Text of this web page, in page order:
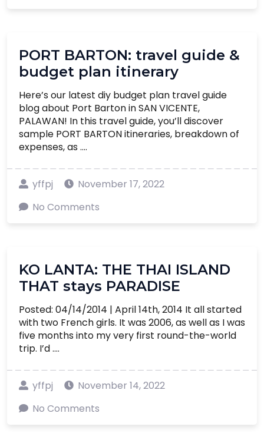
PORT BARTON: travel guide &
budget plan itinerary
Here’s our latest diy budget plan travel guide
blog about Port Barton in SAN VICENTE,
PALAWAN! In this travel guide, you’ll discover
sample PORT BARTON itineraries, breakdown of
expenses, as ....
yffpj
November 17, 2022
No Comments
KO LANTA: THE THAI ISLAND
THAT stays PARADISE
Posted: 04/14/2014 | April 14th, 2014 It all started
with two French girls. It was 2006, as well as I was
five months into my very first round-the-world
trip. I’d ....
yffpj
November 14, 2022
No Comments